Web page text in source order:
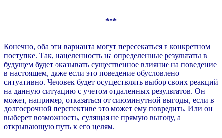
***
Конечно, оба эти варианта могут пересекаться в конкретном
поступке. Так, нацеленность на определенные результаты в
будущем будет оказывать существенное влияние на поведение
в настоящем, даже если это поведение обусловлено
ситуативно. Человек будет осуществлять выбор своих реакций
на данную ситуацию с учетом отдаленных результатов. Он
может, например, отказаться от сиюминутной выгоды, если в
долгосрочной перспективе это может ему повредить. Или он
выберет возможность, сулящая не прямую выгоду, а
открывающую путь к его целям.